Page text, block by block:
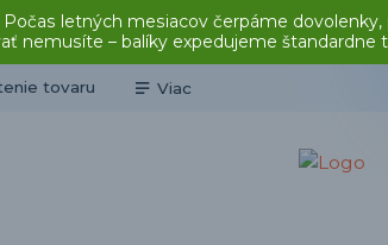
letných mesiacov čerpáme
nemusíte – balíky expedujeme štandardne
tovaru Viac